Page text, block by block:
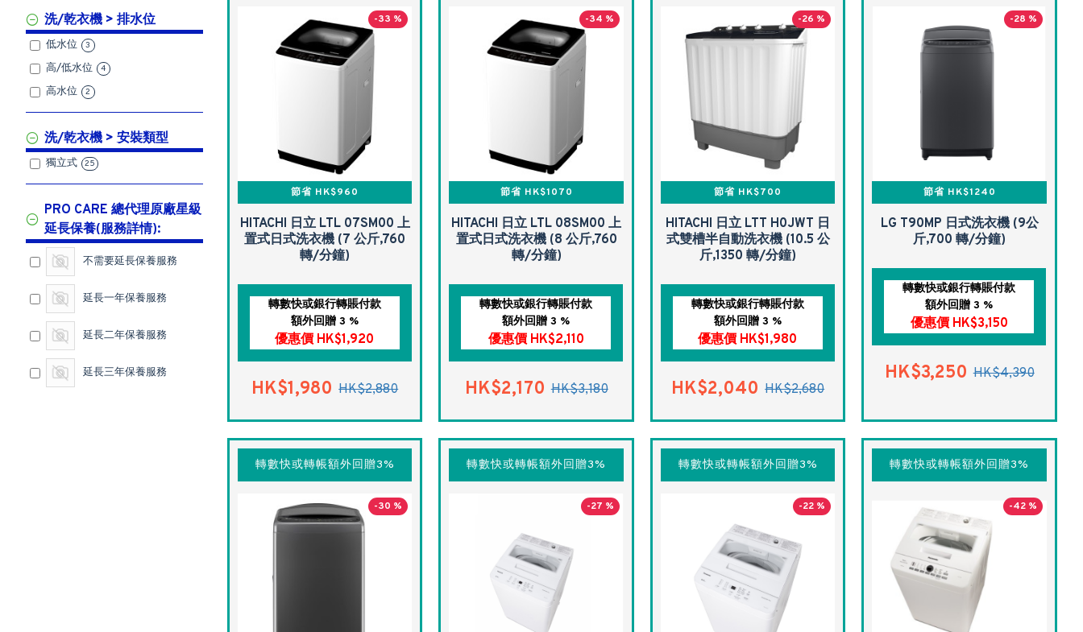
10.5 公斤 1
11.0 公斤 1
洗/乾衣機 > 排水位
低水位 3
高/低水位 4
高水位 2
洗/乾衣機 > 安裝類型
獨立式 25
PRO CARE 總代理原廠星級
延長保養(服務詳情):
不需要延長保養服務
延長一年保養服務
延長二年保養服務
延長三年保養服務
-33 %
節省 HK$960
HITACHI 日立 LTL 07SM00 上
置式日式洗衣機 (7 公斤,760
轉/分鐘)
轉數快或銀行轉賬付款
額外回贈 3 %
優惠價 HK$1,920
HK$1,980 HK$2,880
-34 %
節省 HK$1070
HITACHI 日立 LTL 08SM00 上
置式日式洗衣機 (8 公斤,760
轉/分鐘)
轉數快或銀行轉賬付款
額外回贈 3 %
優惠價 HK$2,110
HK$2,170 HK$3,180
-26 %
節省 HK$700
HITACHI 日立 LTT H0JWT 日
式雙槽半自動洗衣機 (10.5 公
斤,1350 轉/分鐘)
轉數快或銀行轉賬付款
額外回贈 3 %
優惠價 HK$1,980
HK$2,040 HK$2,680
-28 %
節省 HK$1240
LG T90MP 日式洗衣機 (9公
斤,700 轉/分鐘)
轉數快或銀行轉賬付款
額外回贈 3 %
優惠價 HK$3,150
HK$3,250 HK$4,390
轉數快或轉帳額外回贈3%
-30 %
轉數快或轉帳額外回贈3%
-27 %
轉數快或轉帳額外回贈3%
-22 %
轉數快或轉帳額外回贈3%
-42 %